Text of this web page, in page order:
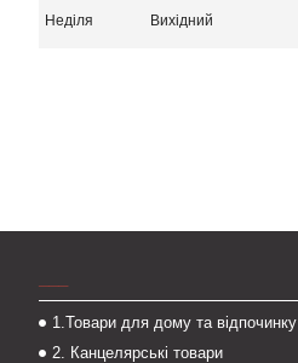
Неділя
Вихідний
1.Товари для дому та відпочинку
2. Канцелярські товари